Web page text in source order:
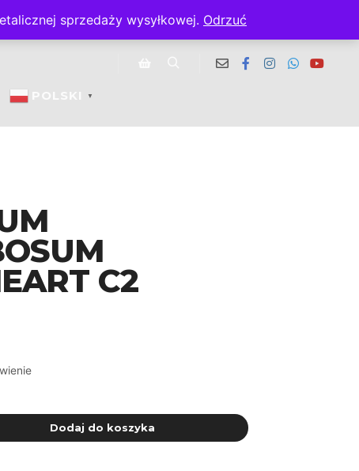
sprzedaży wysyłkowej. Odrzuć
GDZIE KUPIĆ
▼
C2
Dodaj do koszyka